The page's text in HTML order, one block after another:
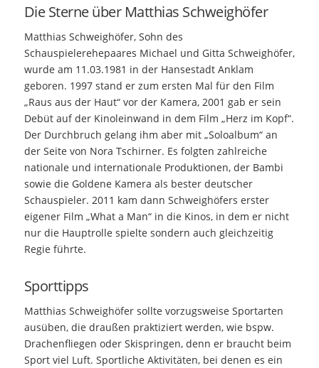
Die Sterne über Matthias Schweighöfer
Matthias Schweighöfer, Sohn des
Schauspielerehepaares Michael und Gitta Schweighöfer,
wurde am 11.03.1981 in der Hansestadt Anklam
geboren. 1997 stand er zum ersten Mal für den Film
„Raus aus der Haut“ vor der Kamera, 2001 gab er sein
Debüt auf der Kinoleinwand in dem Film „Herz im Kopf“.
Der Durchbruch gelang ihm aber mit „Soloalbum“ an
der Seite von Nora Tschirner. Es folgten zahlreiche
nationale und internationale Produktionen, der Bambi
sowie die Goldene Kamera als bester deutscher
Schauspieler. 2011 kam dann Schweighöfers erster
eigener Film „What a Man“ in die Kinos, in dem er nicht
nur die Hauptrolle spielte sondern auch gleichzeitig
Regie führte.
Sporttipps
Matthias Schweighöfer sollte vorzugsweise Sportarten
ausüben, die draußen praktiziert werden, wie bspw.
Drachenfliegen oder Skispringen, denn er braucht beim
Sport viel Luft. Sportliche Aktivitäten, bei denen es ein